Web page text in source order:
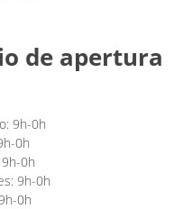
de apertura
9h-0h
0h
0h
9h-0h
0h